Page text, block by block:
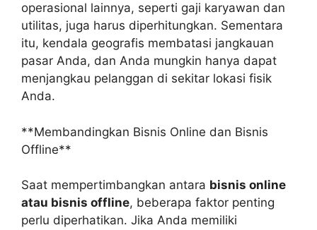
operasional lainnya, seperti gaji karyawan dan
utilitas, juga harus diperhitungkan. Sementara
itu, kendala geografis membatasi jangkauan
pasar Anda, dan Anda mungkin hanya dapat
menjangkau pelanggan di sekitar lokasi fisik
Anda.
**Membandingkan Bisnis Online dan Bisnis
Offline**
Saat mempertimbangkan antara bisnis online
atau bisnis offline, beberapa faktor penting
perlu diperhatikan. Jika Anda memiliki